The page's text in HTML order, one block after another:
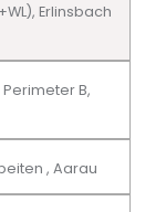
Erlinsbach
B,
, Aarau